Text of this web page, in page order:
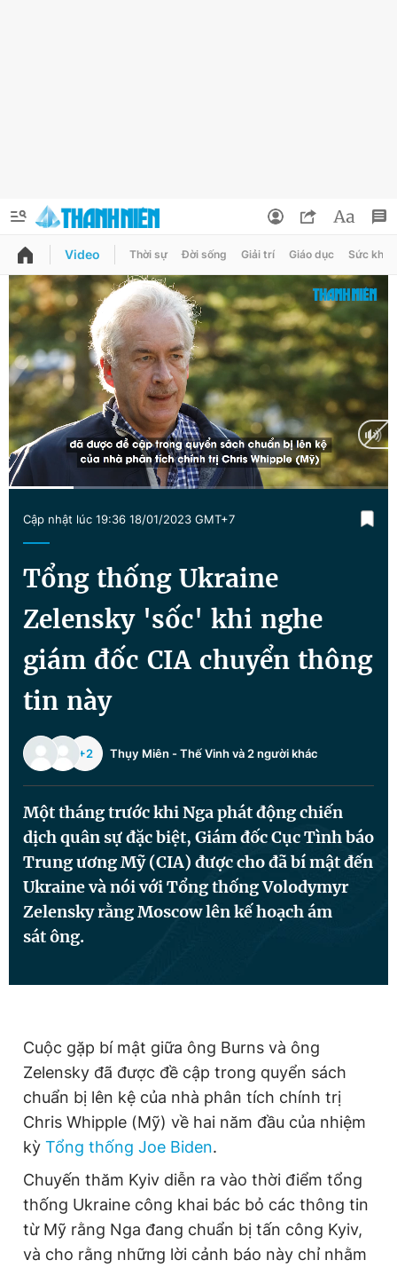
QUẢNG CÁO
Chuyên mục
Chuyên mục khác
Chào ngày mới Tin 24h
Tin thị trường Tin 360
Video Magazine
Sản phẩm khác
Tiện ích Bạn cần biết
Đọc Thanh Niên trên điện thoại
Đặt báo Quảng cáo RSS Tòa soạn Chính sách bảo
Tổng biên tập: Nguyễn Ngọc Toàn
Phó tổng biên tập thường trực: Hải Thành
Phó tổng biên tập: Lâm Hiếu Dũng
Tổng thư ký tòa soạn: Đức Trung
Giấy phép xuất bản số 110/GP - BTTTT cấp ngày 24.3.2020
© 2003-2026 Bản quyền thuộc về Báo Thanh Niên. Cấm sao
chép dưới mọi hình thức nếu không có sự chấp thuận bằng văn
bản. Phát triển bởi ePi Technologies, JSC.
Thông tin tài khoản
Đổi mật khẩu
Tin đã lưu
Tin đã xem
Đăng xuất
Video Thời sự Đời sống Giải trí Giáo dục Sức khỏe
Time
Cập nhật lúc 19:36 18/01/2023 GMT+7
Tổng thống Ukraine
Zelensky 'sốc' khi nghe
giám đốc CIA chuyển thông
tin này
+2 Thụy Miên -Thế Vinhvà 2 người khác
Một tháng trước khi Nga phát động chiến
dịch quân sự đặc biệt, Giám đốc Cục Tình báo
Trung ương Mỹ (CIA) được cho đã bí mật đến
Ukraine và nói với Tổng thống Volodymyr
Zelensky rằng Moscow lên kế hoạch ám
sát ông.
Cuộc gặp bí mật giữa ông Burns và ông
Zelensky đã được đề cập trong quyển sách
chuẩn bị lên kệ của nhà phân tích chính trị
Chris Whipple (Mỹ) về hai năm đầu của nhiệm
kỳ Tổng thống Joe Biden.
Chuyến thăm Kyiv diễn ra vào thời điểm tổng
thống Ukraine công khai bác bỏ các thông tin
từ Mỹ rằng Nga đang chuẩn bị tấn công Kyiv,
và cho rằng những lời cảnh báo này chỉ nhằm